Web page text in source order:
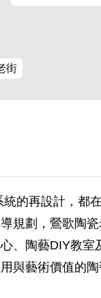
街
的再設計，都
規劃，鶯歌陶
、陶藝DIY教室
與藝術價值的